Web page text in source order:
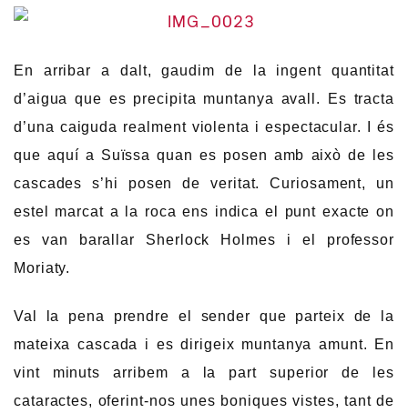
En arribar a dalt, gaudim de la ingent quantitat
d’aigua que es precipita muntanya avall. Es tracta
d’una caiguda realment violenta i espectacular. I és
que aquí a Suïssa quan es posen amb això de les
cascades s’hi posen de veritat. Curiosament, un
estel marcat a la roca ens indica el punt exacte on
es van barallar Sherlock Holmes i el professor
Moriaty.
Val la pena prendre el sender que parteix de la
mateixa cascada i es dirigeix ​​muntanya amunt. En
vint minuts arribem a la part superior de les
cataractes, oferint-nos unes boniques vistes, tant de